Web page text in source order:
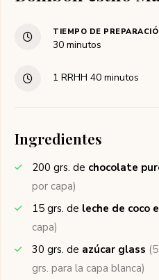
TIEMPO DE
30 minutos
1 RRHH 40 minutos
Ingredientes
200 grs. de chocolate
por capa)
15 grs. de leche de coco
capa)
30 grs. de azúcar glass
grs. para la capa blanca)